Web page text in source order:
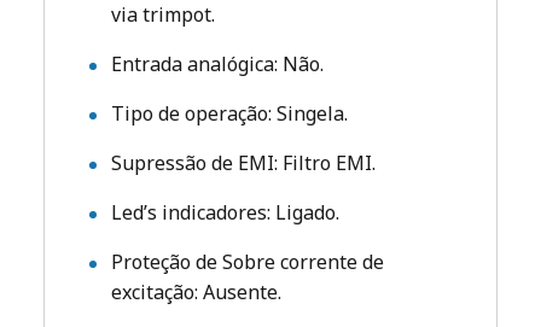
via trimpot.
Entrada analógica: Não.
Tipo de operação: Singela.
Supressão de EMI: Filtro EMI.
Led’s indicadores: Ligado.
Proteção de Sobre corrente de
excitação: Ausente.